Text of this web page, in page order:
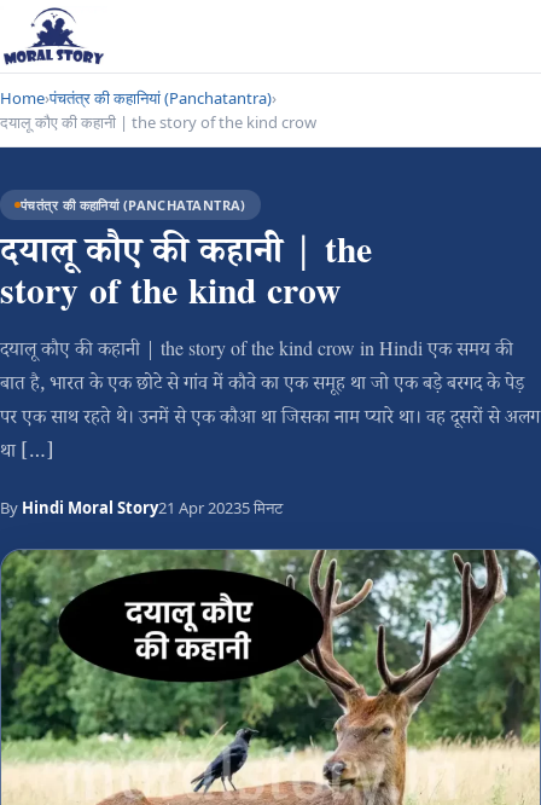
Home›पंचतंत्र की कहानियां (Panchatantra)›
दयालू कौए की कहानी | the story of the kind crow
पंचतंत्र की कहानियां (PANCHATANTRA)
दयालू कौए की कहानी | the
story of the kind crow
दयालू कौए की कहानी | the story of the kind crow in Hindi एक समय की
बात है, भारत के एक छोटे से गांव में कौवे का एक समूह था जो एक बड़े बरगद के पेड़
पर एक साथ रहते थे। उनमें से एक कौआ था जिसका नाम प्यारे था। वह दूसरों से अलग
था […]
By Hindi Moral Story21 Apr 20235 मिनट